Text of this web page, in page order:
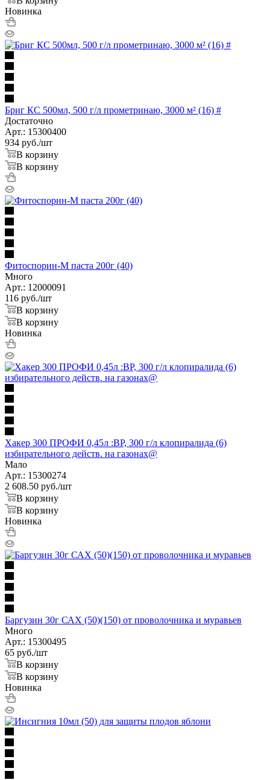
Новинка
Бриг КС 500мл, 500 г/л прометринаю, 3000 м² (16) #
Достаточно
Арт.: 15300400
934 руб./шт
В корзину
В корзину
Фитоспорин-М паста 200г (40)
Много
Арт.: 12000091
116 руб./шт
В корзину
В корзину
Новинка
Хакер 300 ПРОФИ 0,45л :ВР, 300 г/л клопиралида (6)
избирательного действ. на газонах@
Мало
Арт.: 15300274
2 608.50 руб./шт
В корзину
В корзину
Новинка
Баргузин 30г САХ (50)(150) от проволочника и муравьев
Много
Арт.: 15300495
65 руб./шт
В корзину
В корзину
Новинка